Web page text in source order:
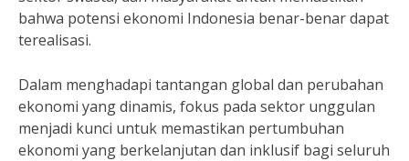
bahwa potensi ekonomi Indonesia benar-benar dapat
terealisasi.
Dalam menghadapi tantangan global dan perubahan
ekonomi yang dinamis, fokus pada sektor unggulan
menjadi kunci untuk memastikan pertumbuhan
ekonomi yang berkelanjutan dan inklusif bagi seluruh